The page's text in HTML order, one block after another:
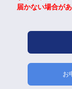
届かない場合があ
お